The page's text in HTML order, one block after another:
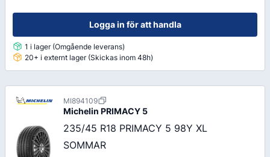
Logga in för att handla
1 i lager (Omgående leverans)
20+ i externt lager (Skickas inom 48h)
MI894109
Michelin PRIMACY 5
235/45 R18 PRIMACY 5 98Y XL
SOMMAR